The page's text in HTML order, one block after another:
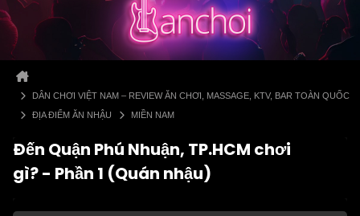
DÂN CHƠI VIỆT NAM – REVIEW ĂN CHƠI, MASSAGE, KTV, BAR TOÀN QUỐC
ĐỊA ĐIỂM ĂN NHẬU
MIỀN NAM
Đến Quận Phú Nhuận, TP.HCM chơi
gì? - Phần 1 (Quán nhậu)